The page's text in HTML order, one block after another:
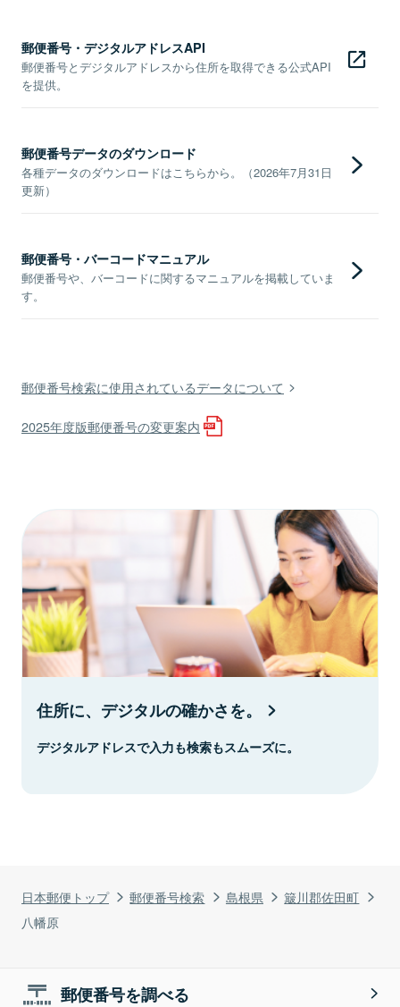
日本郵便トップ 郵便番号検索 島根県
簸川郡佐田町
八幡原
郵便番号・デジタルアドレスAPI
郵便番号とデジタルアドレスから住所を取得できる公式API
を提供。
郵便番号データのダウンロード
各種データのダウンロードはこちらから。（2026年7月31日
更新）
郵便番号・バーコードマニュアル
郵便番号や、バーコードに関するマニュアルを掲載していま
す。
郵便番号検索に使用されているデータについて
2025年度版郵便番号の変更案内
住所に、デジタルの確かさを。
デジタルアドレスで入力も検索もスムーズに。
郵便番号を調べる